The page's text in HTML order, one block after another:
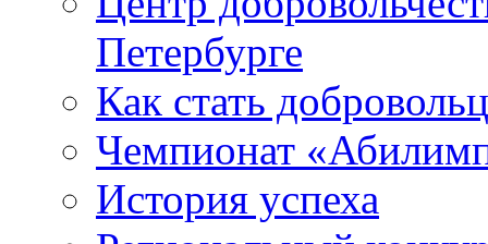
Петербурге
Как стать
Чемпионат
История успеха